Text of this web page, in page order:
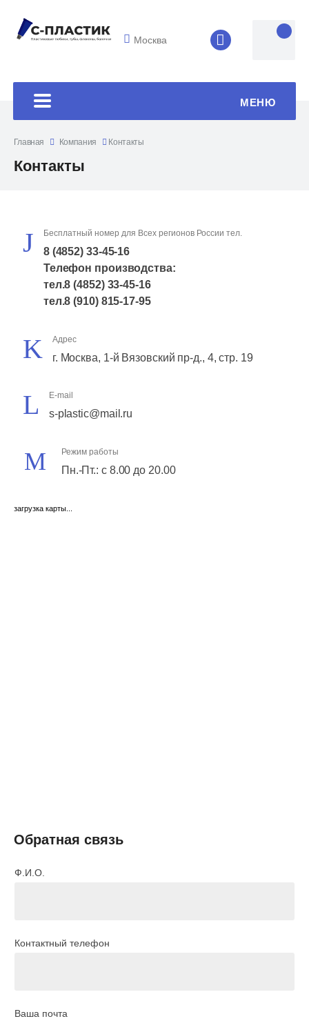
Москва 8 (4852) 33-
МЕНЮ
Главная Компания Контакты
Контакты
Бесплатный номер для Всех регионов России тел.
8 (4852) 33-45-16
Телефон производства:
тел.8 (4852) 33-45-16
тел.8 (910) 815-17-95
Адрес
г. Москва, 1-й Вязовский пр-д., 4, стр. 19
E-mail
s-plastic@mail.ru
Режим работы
Пн.-Пт.: с 8.00 до 20.00
загрузка карты...
Обратная связь
Ф.И.О.
Контактный телефон
Ваша почта